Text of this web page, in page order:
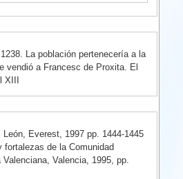
La población pertenecería a la
vendió a Francesc de Proxita. El
. Castillos de España, T. III, León, Everest, 1997 pp. 1444-1445
de la Comunidad
Valencia, 1995, pp.